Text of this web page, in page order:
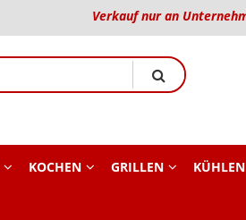
Verkauf nur an
KOCHEN GRILLEN KÜHLEN